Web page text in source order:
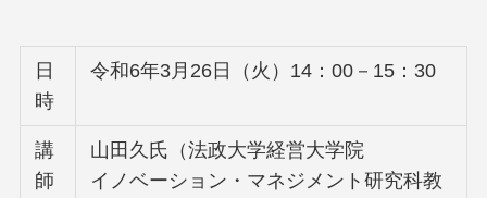
日
時
令和6年3月26日（火）14：00－15：30
講
師
山田久氏（法政大学経営大学院
イノベーション・マネジメント研究科教